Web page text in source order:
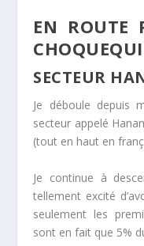
EN ROUTE
SECTEUR
Je déboule depuis
secteur appelé
(tout en haut en
Je continue à
tellement excité
seulement les
sont en fait que 5%